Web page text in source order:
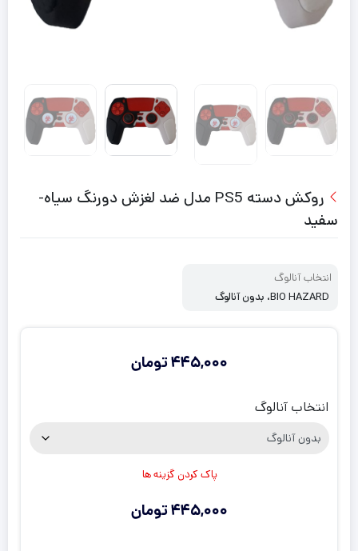
روکش دسته PS5 مدل ضد لغزش دورنگ سیاه-
سفید
انتخاب آنالوگ
BIO HAZARD، بدون آنالوگ
445,000تومان
انتخاب آنالوگ
پاک کردن گزینه ها
445,000تومان